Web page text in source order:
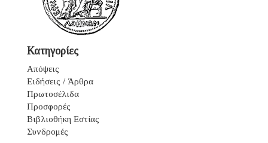
Κατηγορίες
Απόψεις
Ειδήσεις / Άρθρα
Πρωτοσέλιδα
Προσφορές
Βιβλιοθήκη Εστίας
Συνδρομές